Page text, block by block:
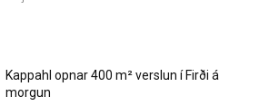
Kappahl opnar 400 m² verslun í Firði á
morgun